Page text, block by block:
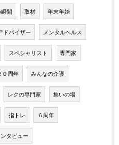
間 取材 年末年始
ドバイザー メンタルヘルス
スペシャリスト 専門家
０周年 みんなの介護
レクの専門家 集いの場
指トレ ６周年
タビュー